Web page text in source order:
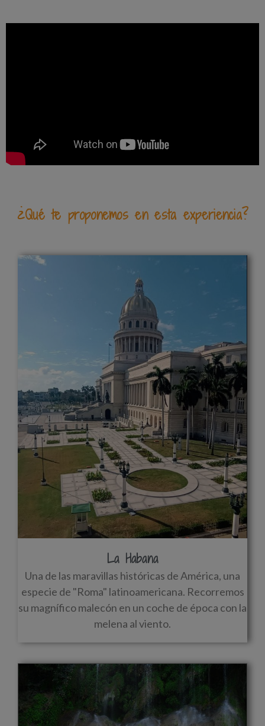
¿Qué te proponemos en esta experiencia?
La Habana
Una de las maravillas históricas de América, una
especie de "Roma" latinoamericana. Recorremos
su magnífico malecón en un coche de época con la
melena al viento.